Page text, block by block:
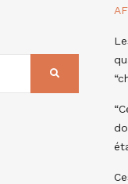
RECHERCHER